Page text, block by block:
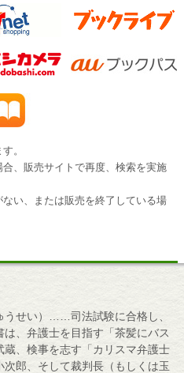
。
、販売サイトで再度、検索を実施
い、または販売を終了している場
せい）……司法試験に合格し、
、弁護士を目指す「茶髪にバス
、検事を志す「カリスマ弁護士
郎、そして裁判長（もしくは玉